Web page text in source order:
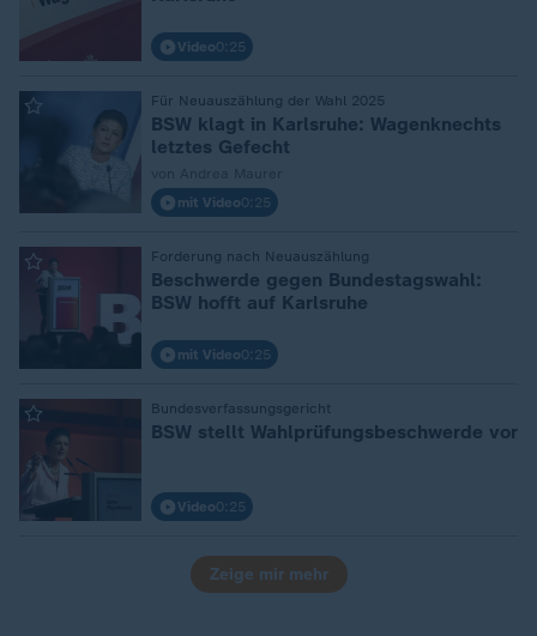
Video0:25
Für Neuauszählung der Wahl 2025
:
BSW klagt in Karlsruhe: Wagenknechts
letztes Gefecht
mit Video0:25
Forderung nach Neuauszählung
:
Beschwerde gegen Bundestagswahl:
BSW hofft auf Karlsruhe
mit Video0:25
Bundesverfassungsgericht
: BSW stellt Wahlprüfungsbeschwerde vor
Video0:25
Zeige mir mehr